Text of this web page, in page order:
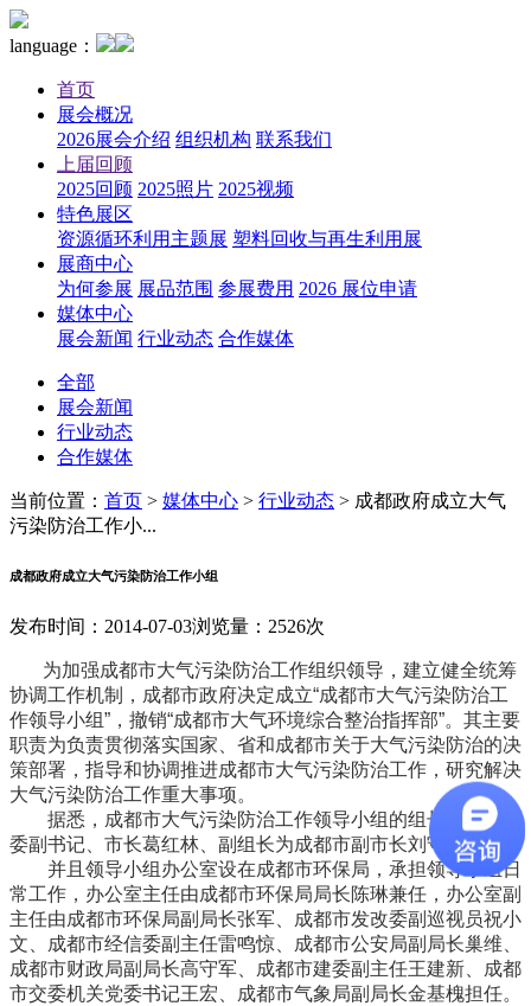
language：
首页
展会概况
2026展会介绍 组织机构 联系我们
上届回顾
2025回顾 2025照片 2025视频
特色展区
资源循环利用主题展 塑料回收与再生利用展
展商中心
为何参展 展品范围 参展费用 2026 展位申请
媒体中心
展会新闻 行业动态 合作媒体
全部
展会新闻
行业动态
合作媒体
当前位置： 首页 > 媒体中心 > 行业动态 > 成都政府成立大气
污染防治工作小...
成都政府成立大气污染防治工作小组
发布时间：2014-07-03浏览量：2526次
为加强成都市大气污染防治工作组织领导，建立健全统筹
协调工作机制，成都市政府决定成立“成都市大气污染防治工
作领导小组”，撤销“成都市大气环境综合整治指挥部”。其主要
职责为负责贯彻落实国家、省和成都市关于大气污染防治的决
策部署，指导和协调推进成都市大气污染防治工作，研究解决
大气污染防治工作重大事项。
据悉，成都市大气污染防治工作领导小组的组长为成都市
委副书记、市长葛红林、副组长为成都市副市长刘守成。
并且领导小组办公室设在成都市环保局，承担领导小组日
常工作，办公室主任由成都市环保局局长陈琳兼任，办公室副
主任由成都市环保局副局长张军、成都市发改委副巡视员祝小
文、成都市经信委副主任雷鸣惊、成都市公安局副局长巢维、
成都市财政局副局长高守军、成都市建委副主任王建新、成都
市交委机关党委书记王宏、成都市气象局副局长金基槐担任。